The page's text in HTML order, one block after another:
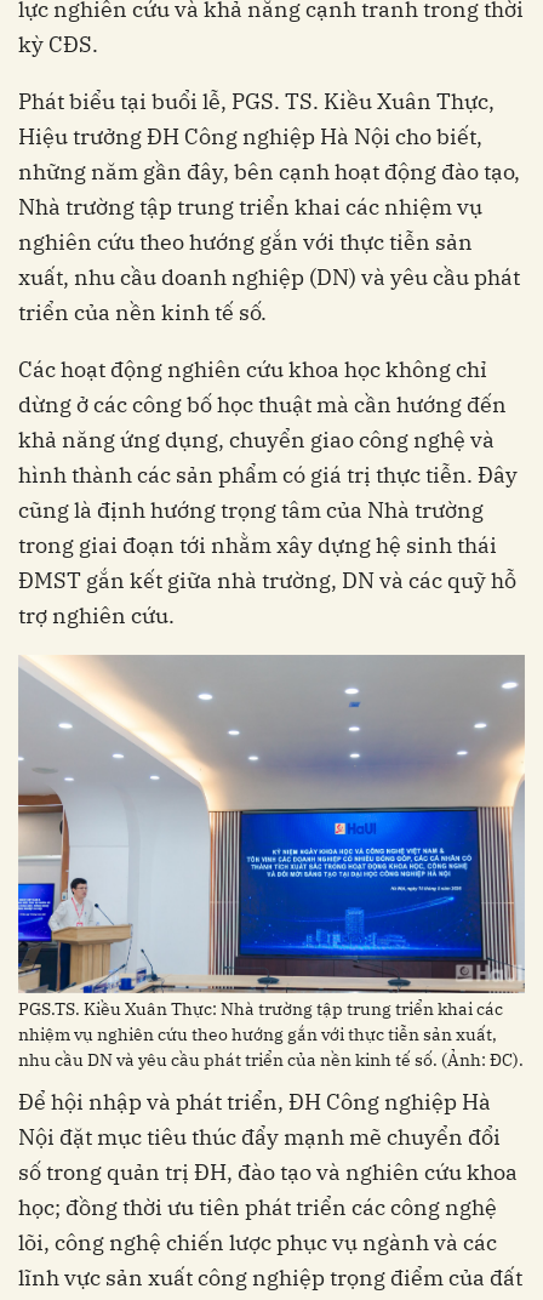
lực nghiên cứu và khả năng cạnh tranh trong thời
kỳ CĐS.
Phát biểu tại buổi lễ, PGS. TS. Kiều Xuân Thực,
Hiệu trưởng ĐH Công nghiệp Hà Nội cho biết,
những năm gần đây, bên cạnh hoạt động đào tạo,
Nhà trường tập trung triển khai các nhiệm vụ
nghiên cứu theo hướng gắn với thực tiễn sản
xuất, nhu cầu doanh nghiệp (DN) và yêu cầu phát
triển của nền kinh tế số.
Các hoạt động nghiên cứu khoa học không chỉ
dừng ở các công bố học thuật mà cần hướng đến
khả năng ứng dụng, chuyển giao công nghệ và
hình thành các sản phẩm có giá trị thực tiễn. Đây
cũng là định hướng trọng tâm của Nhà trường
trong giai đoạn tới nhằm xây dựng hệ sinh thái
ĐMST gắn kết giữa nhà trường, DN và các quỹ hỗ
trợ nghiên cứu.
PGS.TS. Kiều Xuân Thực: Nhà trường tập trung triển khai các
nhiệm vụ nghiên cứu theo hướng gắn với thực tiễn sản xuất,
nhu cầu DN và yêu cầu phát triển của nền kinh tế số. (Ảnh: ĐC).
Để hội nhập và phát triển, ĐH Công nghiệp Hà
Nội đặt mục tiêu thúc đẩy mạnh mẽ chuyển đổi
số trong quản trị ĐH, đào tạo và nghiên cứu khoa
học; đồng thời ưu tiên phát triển các công nghệ
lõi, công nghệ chiến lược phục vụ ngành và các
lĩnh vực sản xuất công nghiệp trọng điểm của đất